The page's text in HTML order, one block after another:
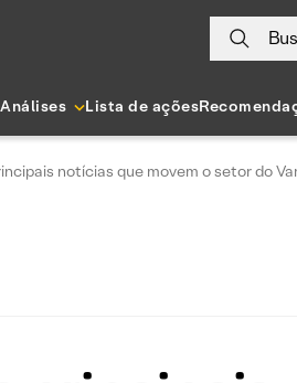
Análises Lista de ações
notícias que movem o setor do